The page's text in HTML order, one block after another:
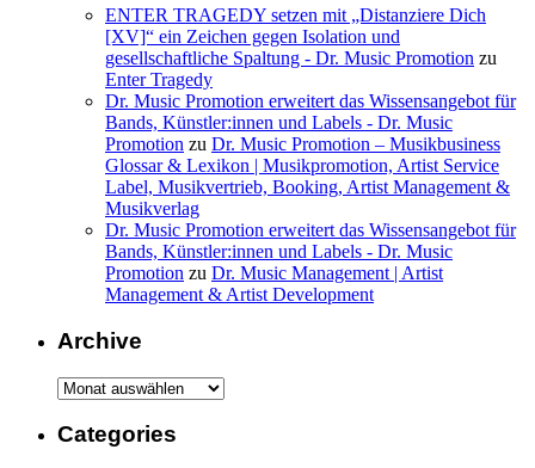
ENTER TRAGEDY setzen mit „Distanziere Dich
[XV]“ ein Zeichen gegen Isolation und
gesellschaftliche Spaltung - Dr. Music Promotion zu
Enter Tragedy
Dr. Music Promotion erweitert das Wissensangebot für
Bands, Künstler:innen und Labels - Dr. Music
Promotion zu Dr. Music Promotion – Musikbusiness
Glossar & Lexikon | Musikpromotion, Artist Service
Label, Musikvertrieb, Booking, Artist Management &
Musikverlag
Dr. Music Promotion erweitert das Wissensangebot für
Bands, Künstler:innen und Labels - Dr. Music
Promotion zu Dr. Music Management | Artist
Management & Artist Development
Archive
Archive
Categories